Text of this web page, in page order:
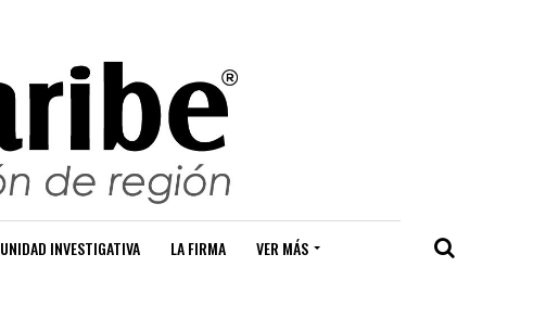
UNIDAD INVESTIGATIVA LA FIRMA VER MÁS